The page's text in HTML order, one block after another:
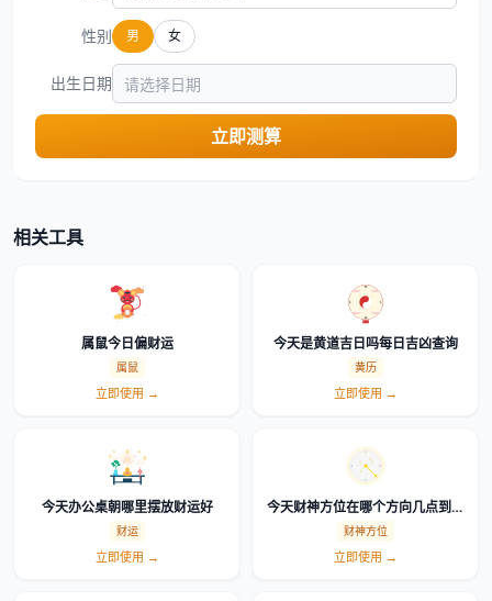
性别 男 女
出生日期
立即测算
相关工具
属鼠今日偏财运
属鼠
立即使用 →
今天是黄道吉日吗每日吉凶查询
黄历
立即使用 →
今天办公桌朝哪里摆放财运好
财运
立即使用 →
今天财神方位在哪个方向几点到几
点
财神方位
立即使用 →